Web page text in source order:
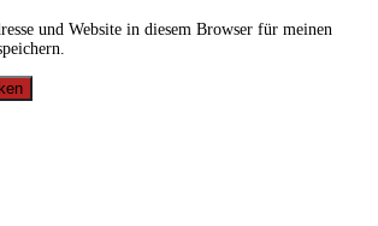
und Website in diesem Browser für meinen